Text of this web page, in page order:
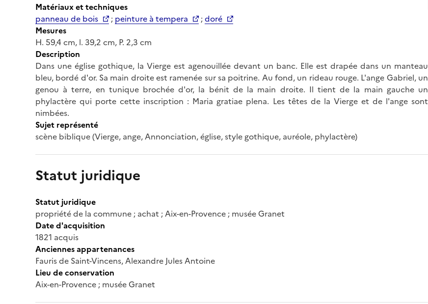
Matériaux et techniques
panneau de bois
; peinture à tempera ;doré
Mesures
H. 59,4 cm, l. 39,2 cm, P. 2,3 cm
Description
Dans une église gothique, la Vierge est agenouillée devant un banc. Elle est drapée dans un manteau
bleu, bordé d'or. Sa main droite est ramenée sur sa poitrine. Au fond, un rideau rouge. L'ange Gabriel, un
genou à terre, en tunique brochée d'or, la bénit de la main droite. Il tient de la main gauche un
phylactère qui porte cette inscription : Maria gratiae plena. Les têtes de la Vierge et de l'ange sont
nimbées.
Sujet représenté
scène biblique (Vierge, ange, Annonciation, église, style gothique, auréole, phylactère)
Statut juridique
Statut juridique
propriété de la commune ; achat ; Aix-en-Provence ; musée Granet
Date d'acquisition
1821 acquis
Anciennes appartenances
Fauris de Saint-Vincens, Alexandre Jules Antoine
Lieu de conservation
Aix-en-Provence ; musée Granet